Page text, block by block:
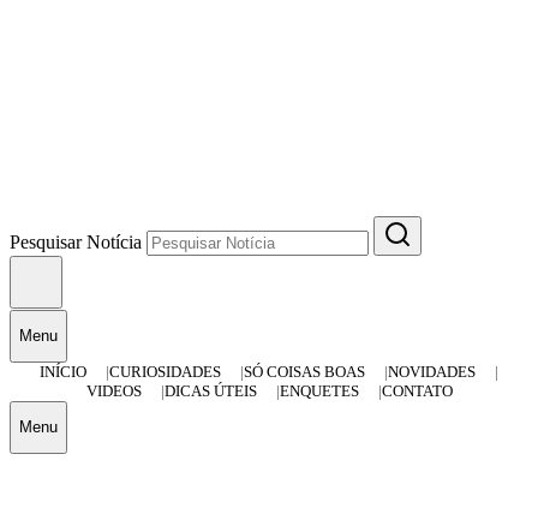
Pesquisar Notícia
Menu
INÍCIO
CURIOSIDADES SÓ COISAS BOAS
NOVIDADES
VIDEOS
DICAS ÚTEIS ENQUETES CONTATO
Menu